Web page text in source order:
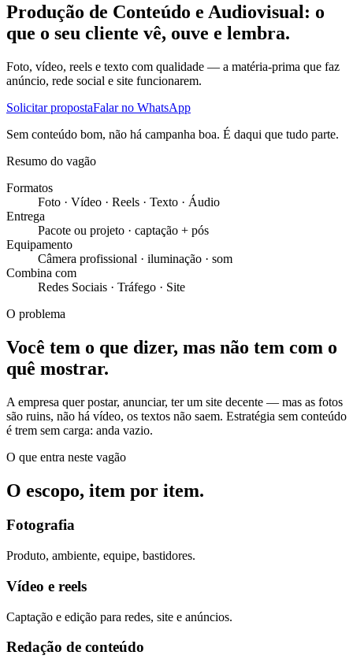
Produção de Conteúdo e Audiovisual: o
que o seu cliente vê, ouve e lembra.
Foto, vídeo, reels e texto com qualidade — a matéria-prima que faz
anúncio, rede social e site funcionarem.
Solicitar propostaFalar no WhatsApp
Sem conteúdo bom, não há campanha boa. É daqui que tudo parte.
Resumo do vagão
Formatos
Foto · Vídeo · Reels · Texto · Áudio
Entrega
Pacote ou projeto · captação + pós
Equipamento
Câmera profissional · iluminação · som
Combina com
Redes Sociais · Tráfego · Site
O problema
Você tem o que dizer, mas não tem com o
quê mostrar.
A empresa quer postar, anunciar, ter um site decente — mas as fotos
são ruins, não há vídeo, os textos não saem. Estratégia sem conteúdo
é trem sem carga: anda vazio.
O que entra neste vagão
O escopo, item por item.
Fotografia
Produto, ambiente, equipe, bastidores.
Vídeo e reels
Captação e edição para redes, site e anúncios.
Redação de conteúdo